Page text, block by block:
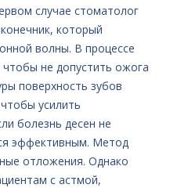
случае стоматолог
который
волны. В процессе
не допустить ожога
поверхность зубов
усилить
болезнь десен не
эффективным. Метод
отложения. Однако
с астмой,